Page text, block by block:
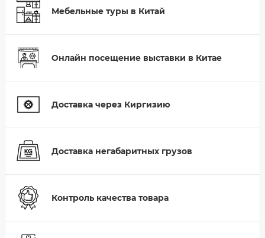
Мебельные туры в Китай
Онлайн посещение выставки в Китае
Доставка через Киргизию
Доставка негабаритных грузов
Контроль качества товара